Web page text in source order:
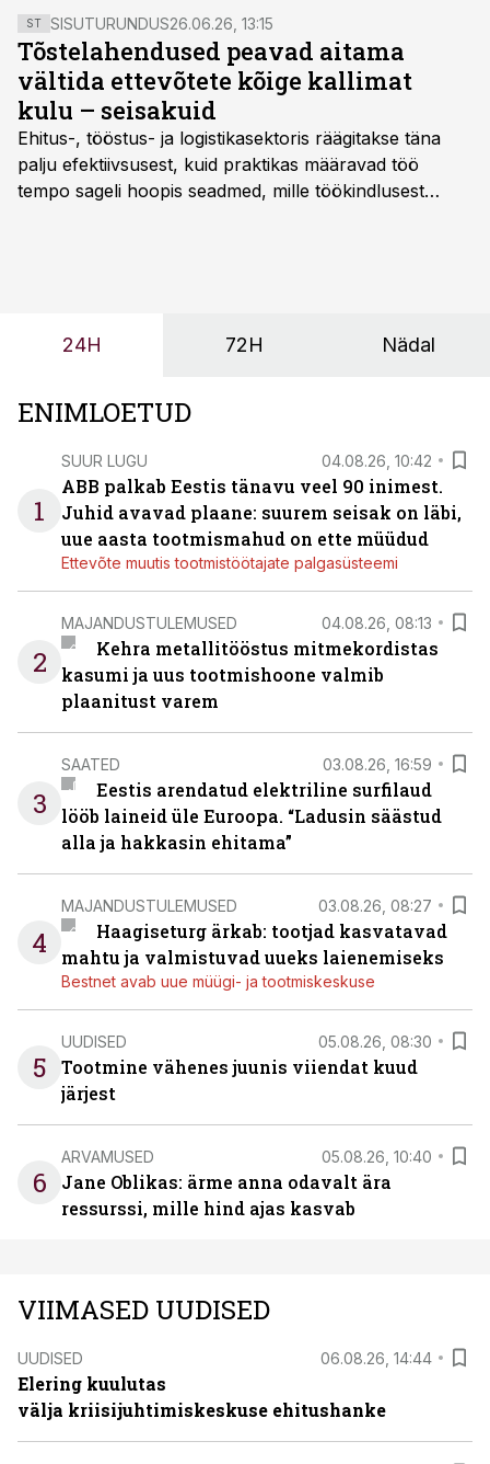
konkurentsiraportist.
ST SISUTURUNDUS26.06.26, 13:15
Tõstelahendused peavad aitama
vältida ettevõtete kõige kallimat
kulu – seisakuid
Ehitus-, tööstus- ja logistikasektoris räägitakse täna
palju efektiivsusest, kuid praktikas määravad töö
tempo sageli hoopis seadmed, mille töökindlusest
24H 72H Nädal
ENIMLOETUD
1
SUUR LUGU 04.08.26, 10:42
ABB palkab Eestis tänavu veel 90 inimest.
Juhid avavad plaane: suurem seisak on läbi,
uue aasta tootmismahud on ette müüdud
Ettevõte muutis tootmistöötajate palgasüsteemi
2
MAJANDUSTULEMUSED 04.08.26, 08:13
Kehra metallitööstus mitmekordistas
kasumi ja uus tootmishoone valmib
plaanitust varem
3
SAATED 03.08.26, 16:59
Eestis arendatud elektriline surfilaud
lööb laineid üle Euroopa. “Ladusin säästud
alla ja hakkasin ehitama”
4
MAJANDUSTULEMUSED 03.08.26, 08:27
Haagiseturg ärkab: tootjad kasvatavad
mahtu ja valmistuvad uueks laienemiseks
Bestnet avab uue müügi- ja tootmiskeskuse
5
UUDISED 05.08.26, 08:30
Tootmine vähenes juunis viiendat kuud
järjest
6
ARVAMUSED 05.08.26, 10:40
Jane Oblikas: ärme anna odavalt ära
ressurssi, mille hind ajas kasvab
VIIMASED UUDISED
UUDISED 06.08.26, 14:44
Elering kuulutas
välja kriisijuhtimiskeskuse ehitushanke